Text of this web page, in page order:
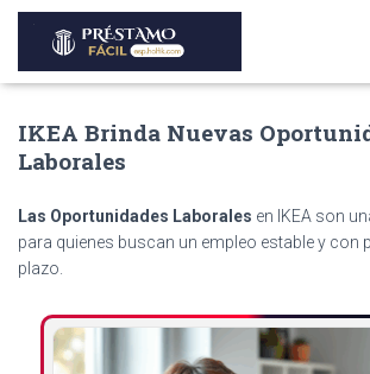
IKEA Brinda Nuevas
Laborales
Las Oportunidades Laborales en IKEA son
para quienes buscan un empleo estable y con
plazo.